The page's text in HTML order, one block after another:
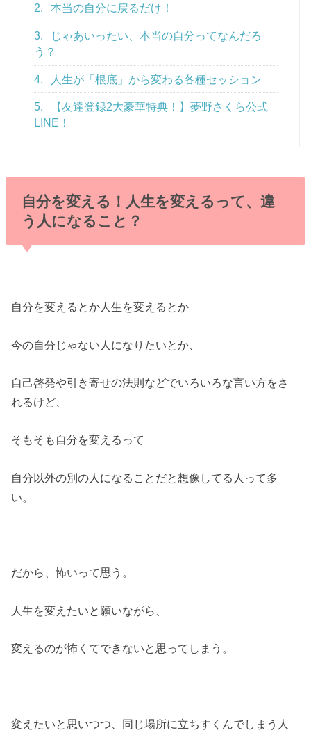
2. 本当の自分に戻るだけ！
3.
じゃあいったい、本当の自分ってなんだろ
う？
4. 人生が「根底」から変わる各種セッション
5.
【友達登録2大豪華特典！】夢野さくら公式
LINE！
自分を変える！人生を変えるって、違
う人になること？
自分を変えるとか人生を変えるとか
今の自分じゃない人になりたいとか、
自己啓発や引き寄せの法則などでいろいろな言い方をさ
れるけど、
そもそも自分を変えるって
自分以外の別の人になることだと想像してる人って多
い。
だから、怖いって思う。
人生を変えたいと願いながら、
変えるのが怖くてできないと思ってしまう。
変えたいと思いつつ、同じ場所に立ちすくんでしまう人